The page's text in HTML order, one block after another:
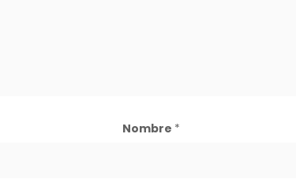
Nombre *